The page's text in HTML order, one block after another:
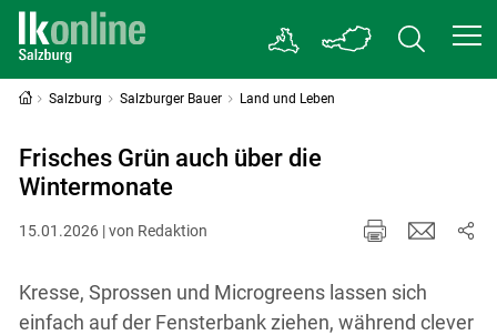
Salzburg Salzburger Bauer Land und Leben
Frisches Grün auch über die
Wintermonate
15.01.2026 | von Redaktion
Kresse, Sprossen und Microgreens lassen sich
einfach auf der Fensterbank ziehen, während clever